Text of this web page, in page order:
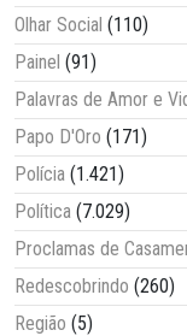
Olhar Social (110)
Painel (91)
Palavras de Amor e
Papo D'Oro (171)
Polícia (1.421)
Política (7.029)
Proclamas de
Redescobrindo (260)
Região (5)